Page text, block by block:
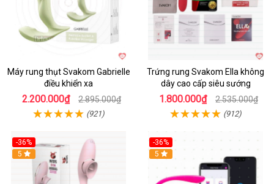
Máy rung thụt Svakom Gabrielle
điều khiển xa
2.200.000₫ 2.895.000₫
(921)
Trứng rung Svakom Ella không
dây cao cấp siêu sướng
1.800.000₫ 2.535.000₫
(912)
-36%
5
-36%
Hot
5